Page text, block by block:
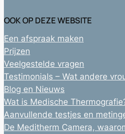
OOK OP DEZE WEBSITE
Een afspraak maken
Prijzen
Veelgestelde vragen
Testimonials – Wat andere
Blog en Nieuws
Wat is Medische
Aanvullende testjes en
De Meditherm Camera,